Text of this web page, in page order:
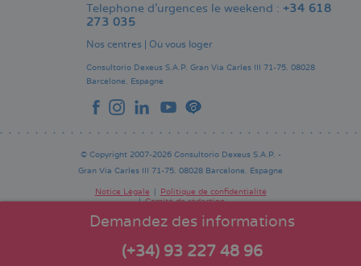
Demandez des informations
(+34) 93 227 48 96
Telephone d’urgences le weekend : +34 618
273 035
Nos centres | Où vous loger
Consultorio Dexeus S.A.P. Gran Via Carles III 71-75. 08028
Barcelone. Espagne
© Copyright 2007-2026 Consultorio Dexeus S.A.P. -
Gran Via Carles III 71-75. 08028 Barcelone. Espagne
Pie
Notice Légale
Politique de confidentialité
Comité de rédaction